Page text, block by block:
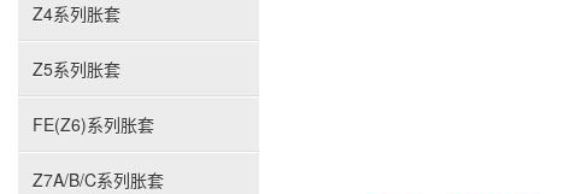
Z4系列胀套
Z5系列胀套
FE(Z6)系列胀套
Z7A/B/C系列胀套